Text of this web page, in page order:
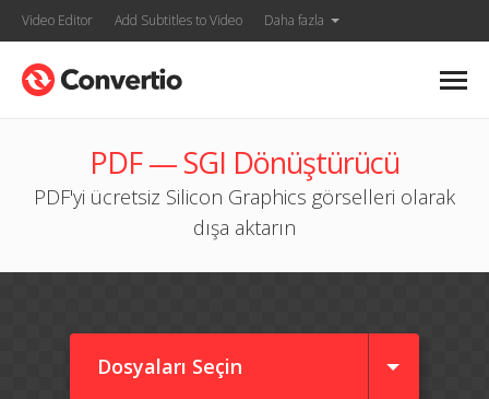
Video Editor Add Subtitles to Video Daha fazla
PDF — SGI Dönüştürücü
PDF'yi ücretsiz Silicon Graphics görselleri olarak
dışa aktarın
Dosyaları Seçin